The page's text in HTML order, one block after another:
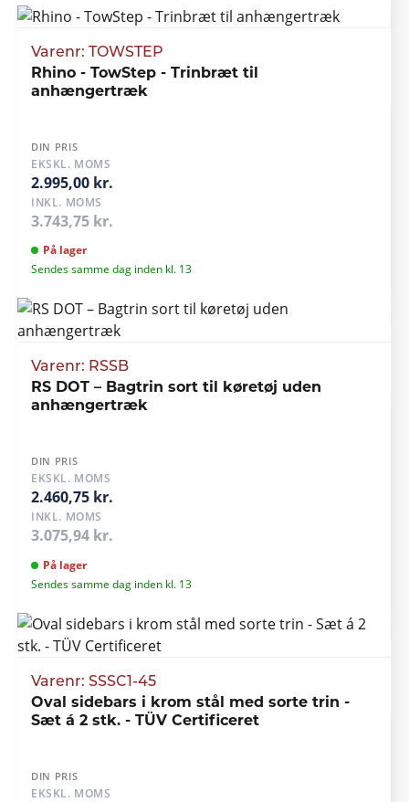
Varenr: TOWSTEP
Rhino - TowStep - Trinbræt til
anhængertræk
DIN PRIS
EKSKL. MOMS
2.995,00 kr.
INKL. MOMS
3.743,75 kr.
På lager
Sendes samme dag inden kl. 13
Varenr: RSSB
RS DOT – Bagtrin sort til køretøj uden
anhængertræk
DIN PRIS
EKSKL. MOMS
2.460,75 kr.
INKL. MOMS
3.075,94 kr.
På lager
Sendes samme dag inden kl. 13
Varenr: SSSC1-45
Oval sidebars i krom stål med sorte trin -
Sæt á 2 stk. - TÜV Certificeret
DIN PRIS
EKSKL. MOMS